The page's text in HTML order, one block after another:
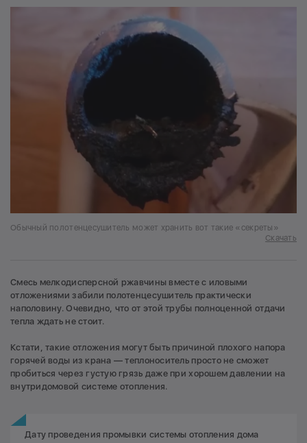
Обычный полотенцесушитель может хранить вот такие «секреты»
Скачать
Смесь мелкодисперсной ржавчины вместе с иловыми
отложениями забили полотенцесушитель практически
наполовину. Очевидно, что от этой трубы полноценной отдачи
тепла ждать не стоит.
Кстати, такие отложения могут быть причиной плохого напора
горячей воды из крана — теплоноситель просто не сможет
пробиться через густую грязь даже при хорошем давлении на
внутридомовой системе отопления.
Дату проведения промывки системы отопления дома